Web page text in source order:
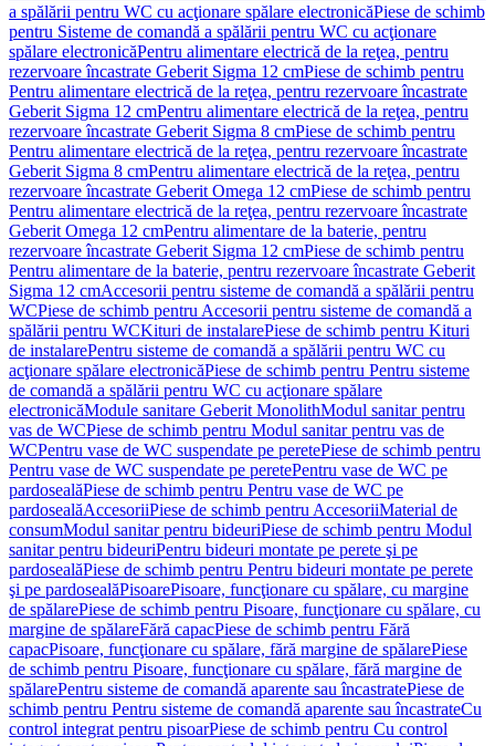
a spălării pentru WC cu acţionare spălare electronicăPiese de schimb
pentru Sisteme de comandă a spălării pentru WC cu acţionare
spălare electronicăPentru alimentare electrică de la reţea, pentru
rezervoare încastrate Geberit Sigma 12 cmPiese de schimb pentru
Pentru alimentare electrică de la reţea, pentru rezervoare încastrate
Geberit Sigma 12 cmPentru alimentare electrică de la reţea, pentru
rezervoare încastrate Geberit Sigma 8 cmPiese de schimb pentru
Pentru alimentare electrică de la reţea, pentru rezervoare încastrate
Geberit Sigma 8 cmPentru alimentare electrică de la reţea, pentru
rezervoare încastrate Geberit Omega 12 cmPiese de schimb pentru
Pentru alimentare electrică de la reţea, pentru rezervoare încastrate
Geberit Omega 12 cmPentru alimentare de la baterie, pentru
rezervoare încastrate Geberit Sigma 12 cmPiese de schimb pentru
Pentru alimentare de la baterie, pentru rezervoare încastrate Geberit
Sigma 12 cmAccesorii pentru sisteme de comandă a spălării pentru
WCPiese de schimb pentru Accesorii pentru sisteme de comandă a
spălării pentru WCKituri de instalarePiese de schimb pentru Kituri
de instalarePentru sisteme de comandă a spălării pentru WC cu
acţionare spălare electronicăPiese de schimb pentru Pentru sisteme
de comandă a spălării pentru WC cu acţionare spălare
electronicăModule sanitare Geberit MonolithModul sanitar pentru
vas de WCPiese de schimb pentru Modul sanitar pentru vas de
WCPentru vase de WC suspendate pe peretePiese de schimb pentru
Pentru vase de WC suspendate pe peretePentru vase de WC pe
pardosealăPiese de schimb pentru Pentru vase de WC pe
pardosealăAccesoriiPiese de schimb pentru AccesoriiMaterial de
consumModul sanitar pentru bideuriPiese de schimb pentru Modul
sanitar pentru bideuriPentru bideuri montate pe perete şi pe
pardosealăPiese de schimb pentru Pentru bideuri montate pe perete
şi pe pardosealăPisoarePisoare, funcţionare cu spălare, cu margine
de spălarePiese de schimb pentru Pisoare, funcţionare cu spălare, cu
margine de spălareFără capacPiese de schimb pentru Fără
capacPisoare, funcţionare cu spălare, fără margine de spălarePiese
de schimb pentru Pisoare, funcţionare cu spălare, fără margine de
spălarePentru sisteme de comandă aparente sau încastratePiese de
schimb pentru Pentru sisteme de comandă aparente sau încastrateCu
control integrat pentru pisoarPiese de schimb pentru Cu control